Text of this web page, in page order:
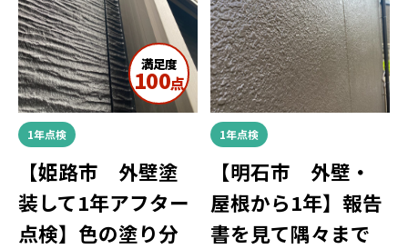
満足度
100点
1年点検
【姫路市 外壁塗
装して1年アフター
点検】色の塗り分
1年点検
【明石市 外壁・
屋根から1年】報告
書を見て隅々まで